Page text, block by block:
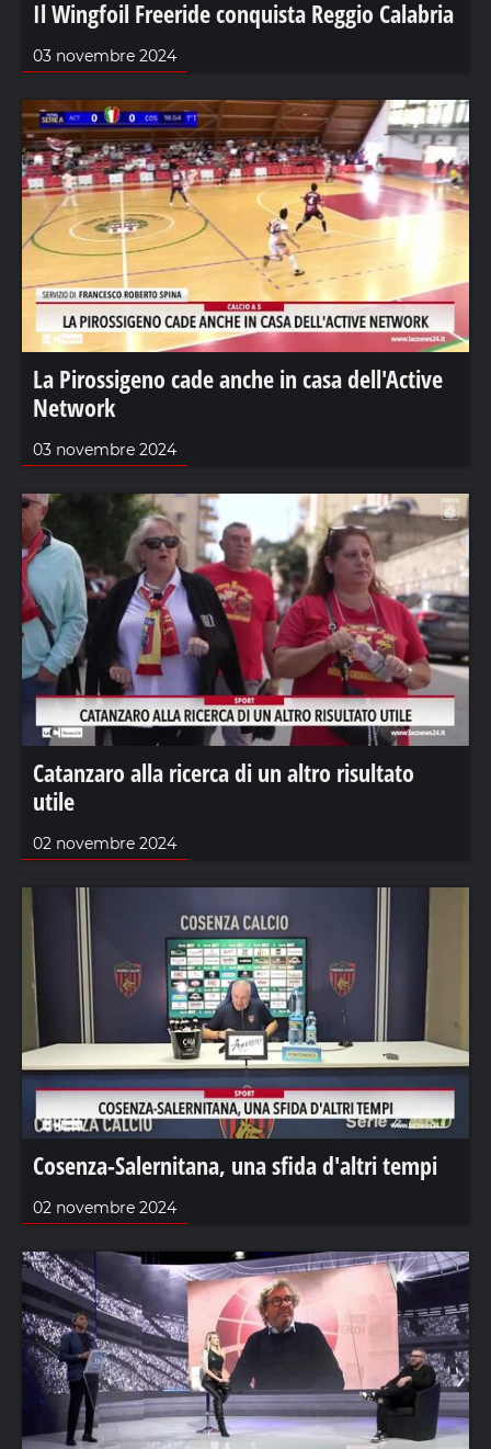
Il Wingfoil Freeride conquista Reggio Calabria
03 novembre 2024
La Pirossigeno cade anche in casa dell'Active
Network
03 novembre 2024
Catanzaro alla ricerca di un altro risultato
utile
02 novembre 2024
Cosenza-Salernitana, una sfida d'altri tempi
02 novembre 2024